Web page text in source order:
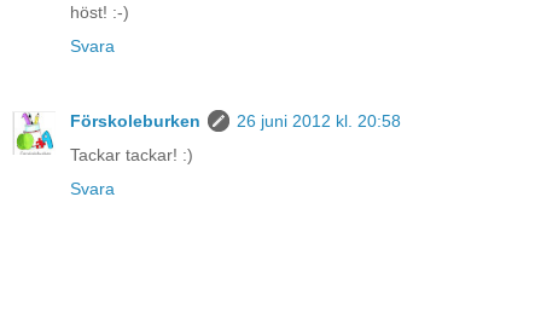
höst! :-)
Svara
Förskoleburken
26 juni 2012 kl. 20:58
Tackar tackar! :)
Svara